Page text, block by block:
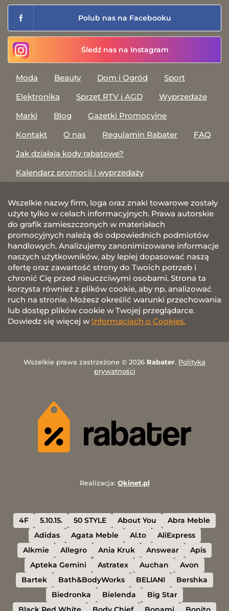
Polub nas na Facebooku
Śledź nas na Instagram
Moda Beauty Dom i Ogród
Sport
Elektronika
Sprzęt RTV i AGD
Wyprzedaże
Marki
Blog
Gazetki Promocyjne
Kontakt
O nas Regulamin Rabater
FAQ
Jak działają kody rabatowe?
Kalendarz promocji i wyprzedaży
Wszelkie nazwy firm, loga oraz znaki towarowe zostały
użyte tylko w celach informacyjnych. Prawa autorskie
do grafik zamieszczonych w materiałach
promocyjnych należą do odpowiednich podmiotów
handlowych. Analizujemy zanonimizowane informacje
naszych użytkowników, aby lepiej dopasować naszą
ofertę oraz zawartość strony do Twoich potrzeb i
chronić Cię przed nieuczciwymi osobami. Strona ta
korzysta również z plików cookie, aby np. analizować
ruch na stronie. Możesz określić warunki przechowania
lub dostęp plików cookie w Twojej przeglądarce.
Dowiedz się więcej w Informacjach o Cookies.
Wszelkie prawa zastrzeżone © 2026 Rabater. Polityka
prywatności
Realizacja: Okinet.pl
4F 5.10.15. 50 STYLE About You
Abra Meble
Adidas
Agata Meble Al.to
AliExpress
Alkmie
Allegro Ania Kruk Answear
Apis
Apteka Gemini
Astratex Auchan
Avon
Bartek
Bath&BodyWorks BELIANI
Bershka
Biedronka
Bielenda
Big Star